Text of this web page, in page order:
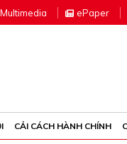
Multimedia ePaper
CẢI CÁCH HÀNH CHÍNH